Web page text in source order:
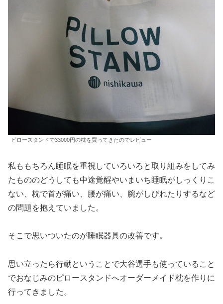
ピロースタンドで33000円の枕を買ってきたのでレビュー
私ももちろん睡眠を重視していろいろと取り組みをしてみ
たもののどうしても中途覚醒やいまいち睡眠がしっくりこ
ない、枕で首が痛い、腰が痛い、腕がしびれたりするなど
の問題を抱えていました。
そこで思いついたのが睡眠器具の改善です。
思い立ったら行動ということで大谷選手も使っていること
でおなじみのピロースタンドへオーダーメイド枕を作りに
行ってきました。